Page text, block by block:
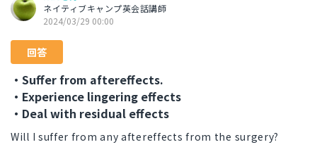
ネイティブキャンプ英会話講師
2024/03/29 00:00
回答
・Suffer from aftereffects.
・Experience lingering effects
・Deal with residual effects
Will I suffer from any aftereffects from the surgery?